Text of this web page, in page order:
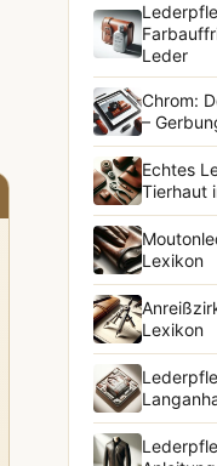
Leder
Chrom:
–
Echtes
Tierhaut
Lexikon
Lexikon